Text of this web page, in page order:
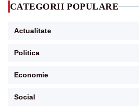
CATEGORII POPULARE
Actualitate
Politica
Economie
Social